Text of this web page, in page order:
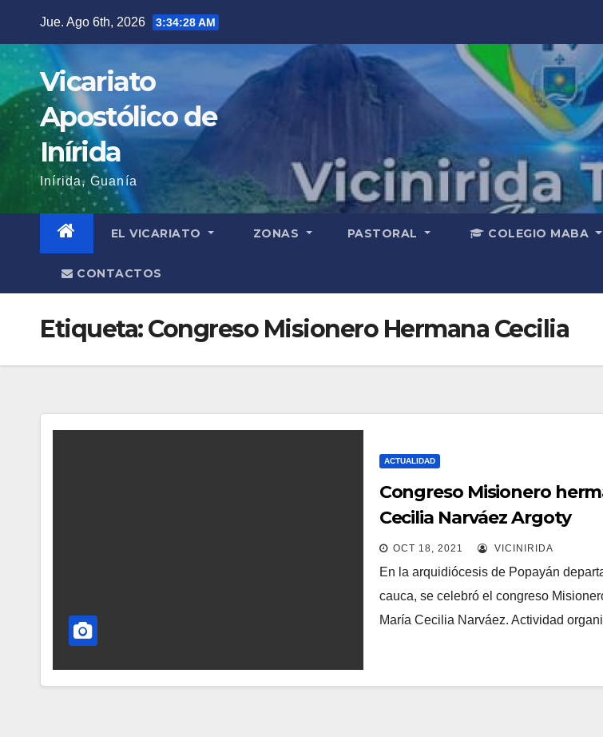
contenido
Jue. Ago 6th, 2026 3:34:28 AM
Vicariato
Apostólico de
Inírida
Inírida, Guanía
EL VICARIATO ZONAS PASTORAL COLEGIO MABA
CONTACTOS
Etiqueta:Congreso Misionero Hermana Cecilia
ACTUALIDAD
Congreso Misionero
Cecilia Narváez Argoty
OCT 18, 2021 VICINIRIDA
En la arquidiócesis de Popayán
cauca, se celebró el congreso
María Cecilia Narváez. Actividad